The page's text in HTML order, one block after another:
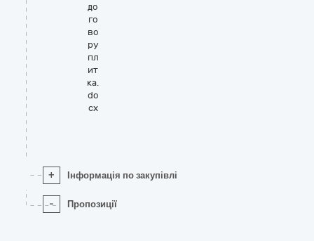
до
го
во
ру
пл
ит
ка.
do
cx
+ Інформація по закупівлі
- Пропозиції